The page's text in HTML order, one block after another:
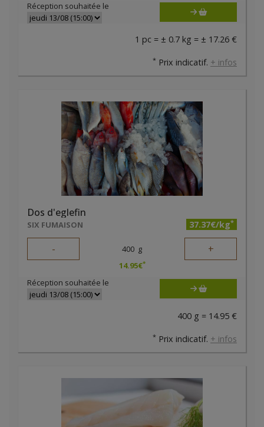
Réception souhaitée le
1 pc = ± 0.7 kg = ± 17.26 €
* Prix indicatif. + infos
Dos d'eglefin
SIX FUMAISON 37.37€/kg*
- 400 g +
14.95€*
Réception souhaitée le
400 g = 14.95 €
* Prix indicatif. + infos